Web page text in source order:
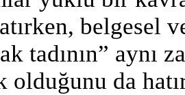
belgesel
tadının” aynı
olduğunu da